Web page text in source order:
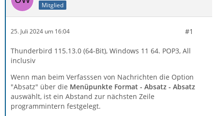
Mitglied
25. Juli 2024 um 16:04 #1
Thunderbird 115.13.0 (64-Bit), Windows 11 64. POP3, All
inclusiv
Wenn man beim Verfasssen von Nachrichten die Option
"Absatz" über die Menüpunkte Format - Absatz - Absatz
auswählt, ist ein Abstand zur nächsten Zeile
programmintern festgelegt.